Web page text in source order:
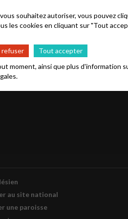
au site national
une paroisse
souhaitez autoriser, vous pouvez
les cookies en cliquant sur "Tout
refuser
Tout accepter
moment, ainsi que plus d'information